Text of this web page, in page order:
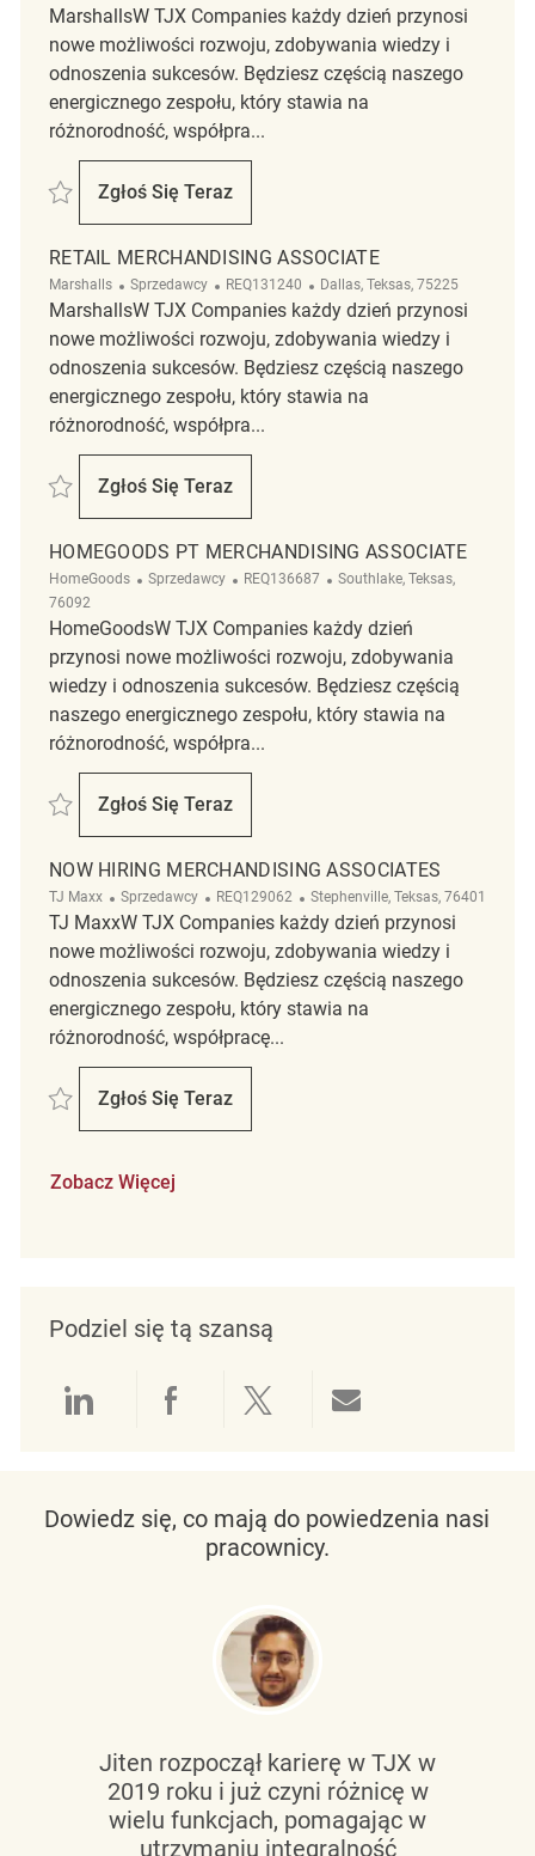
MarshallsW TJX Companies każdy dzień przynosi
nowe możliwości rozwoju, zdobywania wiedzy i
odnoszenia sukcesów. Będziesz częścią naszego
energicznego zespołu, który stawia na
różnorodność, współpra...
Zapisać merchandise associate REQ135640
Zgłoś Się Teraz
Merchandise Associate
RETAIL MERCHANDISING ASSOCIATE
Marshalls Kategoria
Sprzedawcy ReqId
REQ131240 Lokalizacja
Dallas, Teksas, 75225
MarshallsW TJX Companies każdy dzień przynosi
nowe możliwości rozwoju, zdobywania wiedzy i
odnoszenia sukcesów. Będziesz częścią naszego
energicznego zespołu, który stawia na
różnorodność, współpra...
Zapisać Retail Merchandising Associate REQ131240
Zgłoś Się Teraz
Retail Merchandising Associate
HOMEGOODS PT MERCHANDISING ASSOCIATE
HomeGoods Kategoria
Sprzedawcy ReqId
REQ136687 Lokalizacja
Southlake, Teksas,
76092
HomeGoodsW TJX Companies każdy dzień
przynosi nowe możliwości rozwoju, zdobywania
wiedzy i odnoszenia sukcesów. Będziesz częścią
naszego energicznego zespołu, który stawia na
różnorodność, współpra...
Zapisać HomeGoods PT Merchandising Associate REQ136687
Zgłoś Się Teraz
HomeGoods PT Merchandising Associate
NOW HIRING MERCHANDISING ASSOCIATES
TJ Maxx Kategoria
Sprzedawcy ReqId
REQ129062 Lokalizacja
Stephenville, Teksas, 76401
TJ MaxxW TJX Companies każdy dzień przynosi
nowe możliwości rozwoju, zdobywania wiedzy i
odnoszenia sukcesów. Będziesz częścią naszego
energicznego zespołu, który stawia na
różnorodność, współpracę...
Zapisać Now Hiring Merchandising Associates REQ129062
Zgłoś Się Teraz
Now Hiring Merchandising Associates
Zobacz Więcej
Podziel się tą szansą
Udostępnianie przez LinkedIn
Udostępnianie przez
Udostępnij przez
Dowiedz się, co mają do powiedzenia nasi
pracownicy.
Jiten rozpoczął karierę w TJX w
2019 roku i już czyni różnicę w
wielu funkcjach, pomagając w
utrzymaniu integralność